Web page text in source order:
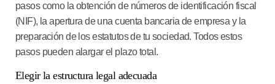
pasos como la obtención de números de identificación fiscal
(NIF), la apertura de una cuenta bancaria de empresa y la
preparación de los estatutos de tu sociedad. Todos estos
pasos pueden alargar el plazo total.
Elegir la estructura legal adecuada